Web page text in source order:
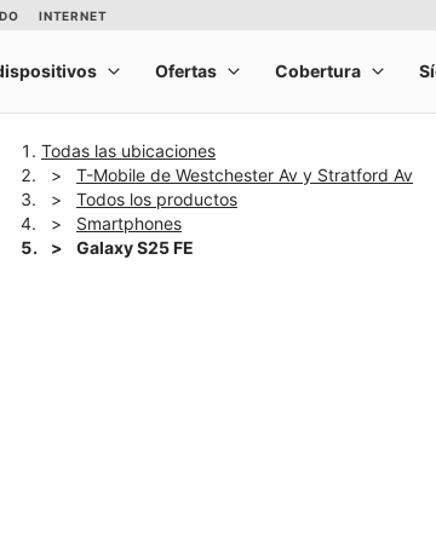
Todas las ubicaciones
T-Mobile de Westchester Av y Stratford Av
Todos los productos
Smartphones
Galaxy S25 FE
This carousel shows one large product image at a